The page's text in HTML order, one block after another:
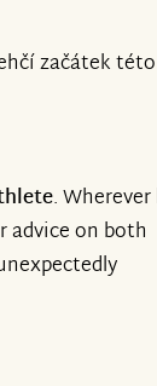
začátek této
. Wherever
advice on both